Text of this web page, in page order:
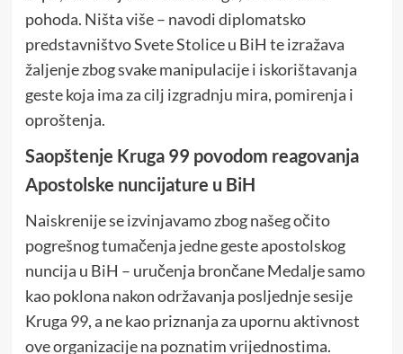
pohoda. Ništa više – navodi diplomatsko
predstavništvo Svete Stolice u BiH te izražava
žaljenje zbog svake manipulacije i iskorištavanja
geste koja ima za cilj izgradnju mira, pomirenja i
oproštenja.
Saopštenje Kruga 99 povodom reagovanja
Apostolske nuncijature u BiH
Naiskrenije se izvinjavamo zbog našeg očito
pogrešnog tumačenja jedne geste apostolskog
nuncija u BiH – uručenja brončane Medalje samo
kao poklona nakon održavanja posljednje sesije
Kruga 99, a ne kao priznanja za upornu aktivnost
ove organizacije na poznatim vrijednostima.